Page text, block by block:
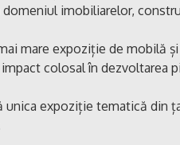
imobiliarelor,
mare expoziție de mobilă
colosal în dezvoltarea
unica expoziție tematică din